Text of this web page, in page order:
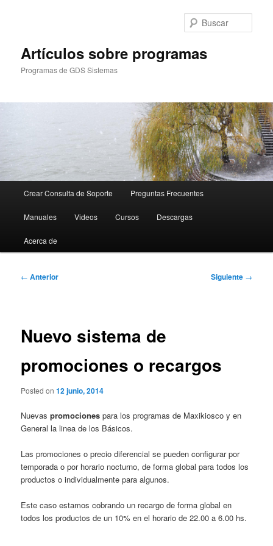
Artículos sobre programas
Programas de GDS Sistemas
principal
Crear Consulta de Soporte Preguntas Frecuentes
Manuales Videos Cursos Descargas
Acerca de
Navegación
← Anterior Siguiente →
Nuevo sistema de
promociones o recargos
Posted on12 junio, 2014
Nuevaspromociones para los programas de Maxikiosco y en
General la linea de los Básicos.
Las promociones o precio diferencial se pueden configurar por
temporada o por horario nocturno, de forma global para todos los
productos o individualmente para algunos.
Este caso estamos cobrando un recargo de forma global en
todos los productos de un 10% en el horario de 22.00 a 6.00 hs.